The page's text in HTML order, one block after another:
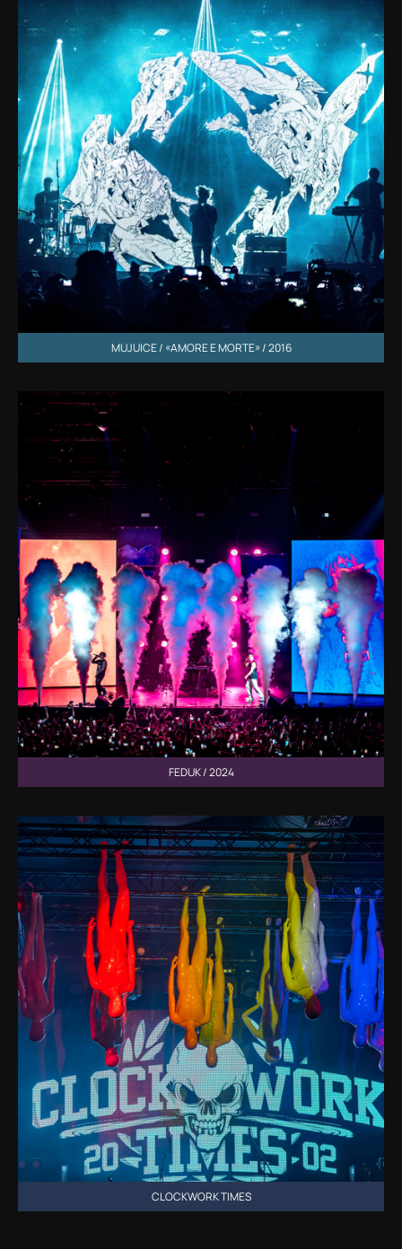
MUJUICE / «AMORE E MORTE» / 2016
FEDUK / 2024
CLOCKWORK TIMES